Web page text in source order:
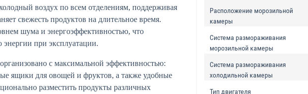
воздух по всем отделениям, поддерживая
свежесть продуктов на длительное время.
шума и энергоэффективностью, что
при эксплуатации.
с максимальной эффективностью:
ящики для овощей и фруктов, а также удобные
разместить продукты различных
Расположение морозильной
камеры
Система размораживания
морозильной камеры
Система размораживания
холодильной камеры
Тип двигателя